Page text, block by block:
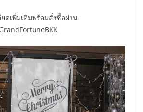
ดเพิ่มเติมพร้อมสั่งซื้อผ่าน